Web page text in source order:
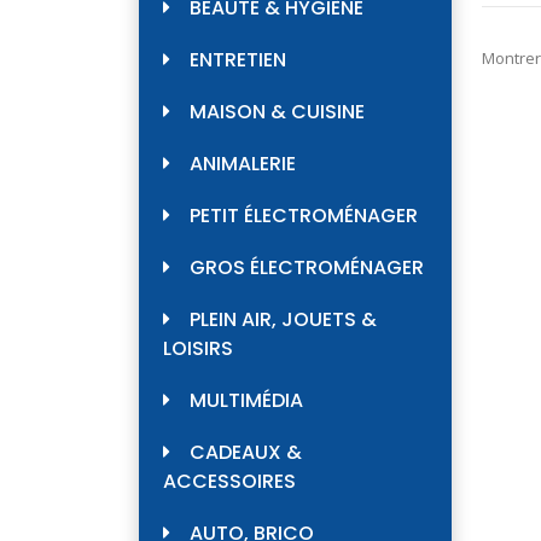
BEAUTÉ & HYGIÈNE
ENTRETIEN
MAISON & CUISINE
ANIMALERIE
PETIT ÉLECTROMÉNAGER
GROS ÉLECTROMÉNAGER
PLEIN AIR, JOUETS &
LOISIRS
MULTIMÉDIA
CADEAUX &
ACCESSOIRES
AUTO, BRICO